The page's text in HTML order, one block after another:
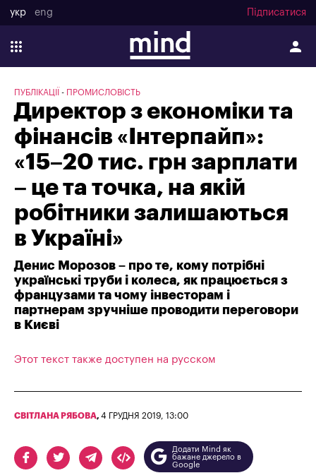
укр eng Підписатися
ПУБЛІКАЦІЇ ПРОМИСЛОВІСТЬ
Директор з економіки та
фінансів «Інтерпайп»:
«15–20 тис. грн зарплати
– це та точка, на якій
робітники залишаються
в Україні»
Денис Морозов – про те, кому потрібні
українські труби і колеса, як працюється з
французами та чому інвесторам і
партнерам зручніше проводити переговори
в Києві
Этот текст также доступен на русском
СВІТЛАНА РЯБОВА, 4 ГРУДНЯ 2019, 13:00
Додати Mind як
бажане джерело в
Google